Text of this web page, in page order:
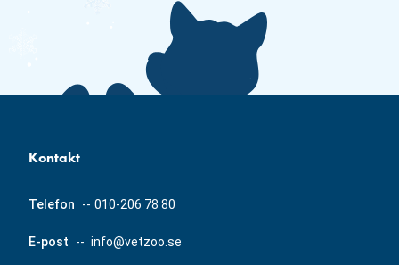
Kontakt
Telefon -- 010-206 78 80
E-post -- info@vetzoo.se